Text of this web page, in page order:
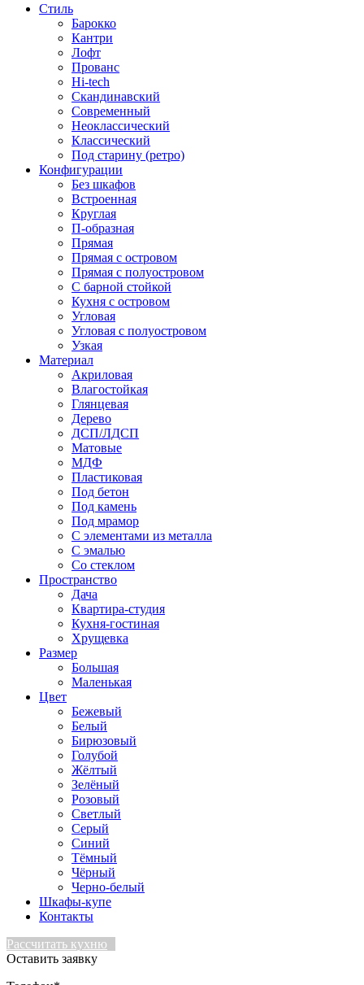
Стиль
Барокко
Кантри
Лофт
Прованс
Hi-tech
Скандинавский
Современный
Неоклассический
Классический
Под старину (ретро)
Конфигурации
Без шкафов
Встроенная
Круглая
П-образная
Прямая
Прямая с островом
Прямая с полуостровом
С барной стойкой
Кухня с островом
Угловая
Угловая с полуостровом
Узкая
Материал
Акриловая
Влагостойкая
Глянцевая
Дерево
ДСП/ЛДСП
Матовые
МДФ
Пластиковая
Под бетон
Под камень
Под мрамор
С элементами из металла
С эмалью
Со стеклом
Пространство
Дача
Квартира-студия
Кухня-гостиная
Хрущевка
Размер
Большая
Маленькая
Цвет
Бежевый
Белый
Бирюзовый
Голубой
Жёлтый
Зелёный
Розовый
Светлый
Серый
Синий
Тёмный
Чёрный
Черно-белый
Шкафы-купе
Контакты
Рассчитать кухню
Оставить заявку